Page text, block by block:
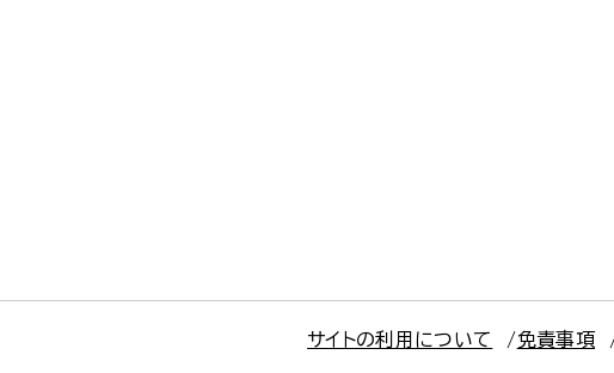
サイトの利用について 免責事項